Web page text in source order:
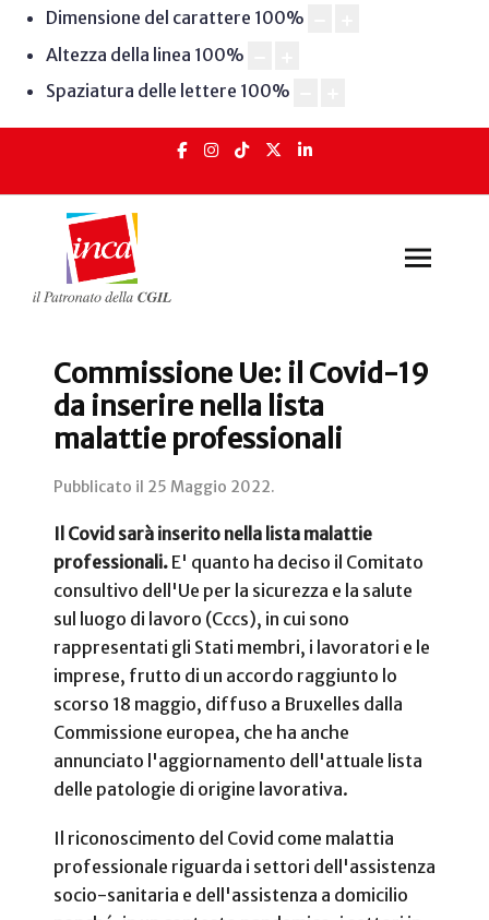
Dimensione del carattere 100%
Altezza della linea 100%
Spaziatura delle lettere 100%
Commissione Ue: il Covid-19
da inserire nella lista
malattie professionali
Pubblicato il 25 Maggio 2022.
Il Covid sarà inserito nella lista malattie
professionali. E' quanto ha deciso il Comitato
consultivo dell'Ue per la sicurezza e la salute
sul luogo di lavoro (Cccs), in cui sono
rappresentati gli Stati membri, i lavoratori e le
imprese, frutto di un accordo raggiunto lo
scorso 18 maggio, diffuso a Bruxelles dalla
Commissione europea, che ha anche
annunciato l'aggiornamento dell'attuale lista
delle patologie di origine lavorativa.
Il riconoscimento del Covid come malattia
professionale riguarda i settori dell'assistenza
socio-sanitaria e dell'assistenza a domicilio